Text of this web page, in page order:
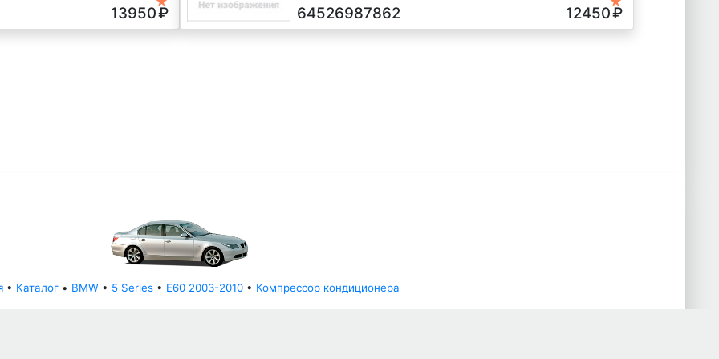
13950₽ 64526987862 12450₽
• Каталог • BMW • 5 Series • E60 2003-2010 • Компрессор кондиционера